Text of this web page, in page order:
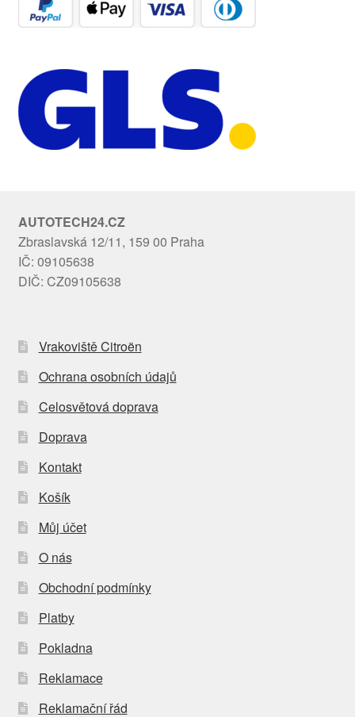
AUTOTECH24.CZ
Zbraslavská 12/11, 159 00 Praha
IČ: 09105638
DIČ: CZ09105638
Vrakoviště Citroën
Ochrana osobních údajů
Celosvětová doprava
Doprava
Kontakt
Košík
Můj účet
O nás
Obchodní podmínky
Platby
Pokladna
Reklamace
Reklamační řád